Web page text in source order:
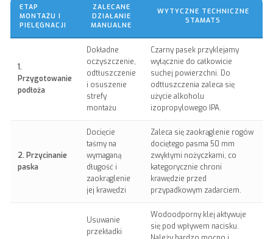
ETAP
MONTAŻU I
PIELĘGNACJI
ZALECANE
DZIAŁANIE
MANUALNE
WYTYCZNE TECHNICZNE
STAMATS
1.
Przygotowanie
podłoża
Dokładne
oczyszczenie,
odtłuszczenie
i osuszenie
strefy
montażu
Czarny pasek przyklejamy
wyłącznie do całkowicie
suchej powierzchni. Do
odtłuszczenia zaleca się
użycie alkoholu
izopropylowego IPA.
2. Przycinanie
paska
Docięcie
taśmy na
wymaganą
długość i
zaokrąglenie
jej krawędzi
Zaleca się zaokrąglenie rogów
dociętego pasma 50 mm
zwykłymi nożyczkami, co
kategorycznie chroni
krawędzie przed
przypadkowym zadarciem.
Usuwanie
przekładki
Wodoodporny klej aktywuje
się pod wpływem nacisku.